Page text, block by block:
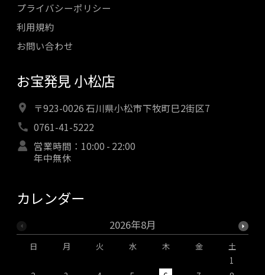
プライバシーポリシー
利用規約
お問い合わせ
お宝発見 小松店
〒923-0026 石川県小松市下牧町巳2街区7
0761-41-5222
営業時間：10:00 - 22:00
年中無休
カレンダー
2026年8月
日 月 火 水 木 金
土
1